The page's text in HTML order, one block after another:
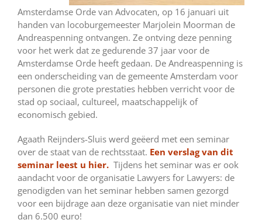
Amsterdamse Orde van Advocaten, op 16 januari uit
handen van locoburgemeester Marjolein Moorman de
Andreaspenning ontvangen. Ze ontving deze penning
voor het werk dat ze gedurende 37 jaar voor de
Amsterdamse Orde heeft gedaan. De Andreaspenning is
een onderscheiding van de gemeente Amsterdam voor
personen die grote prestaties hebben verricht voor de
stad op sociaal, cultureel, maatschappelijk of
economisch gebied.
Agaath Reijnders-Sluis werd geëerd met een seminar
over de staat van de rechtsstaat. Een verslag van dit
seminar leest u hier. Tijdens het seminar was er ook
aandacht voor de organisatie Lawyers for Lawyers: de
genodigden van het seminar hebben samen gezorgd
voor een bijdrage aan deze organisatie van niet minder
dan 6.500 euro!